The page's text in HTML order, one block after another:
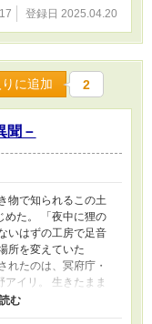
きる術を学んでいく
登録日 2025.04.20
に追加 2
聞－
物で知られるこの土
めた。 「夜中に狸の
いはずの工房で足音
所を変えていた
たのは、冥府庁・
イリ。 生きたまま
歴で任官された新人
なエリート調査官・